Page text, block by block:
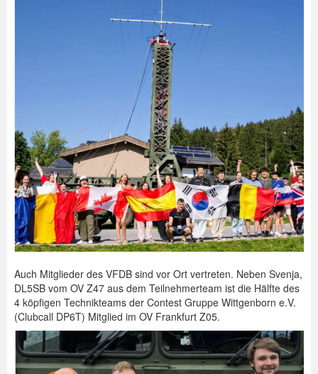
Auch Mitglieder des VFDB sind vor Ort vertreten. Neben Svenja,
DL5SB vom OV Z47 aus dem Teilnehmerteam ist die Hälfte des
4 köpfigen Technikteams der Contest Gruppe Wittgenborn e.V.
(Clubcall DP6T) Mitglied im OV Frankfurt Z05.